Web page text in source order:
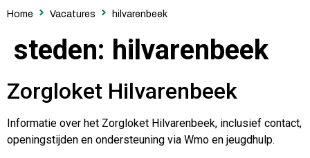
Home Vacatures hilvarenbeek
steden: hilvarenbeek
Zorgloket Hilvarenbeek
Informatie over het Zorgloket Hilvarenbeek, inclusief contact,
openingstijden en ondersteuning via Wmo en jeugdhulp.